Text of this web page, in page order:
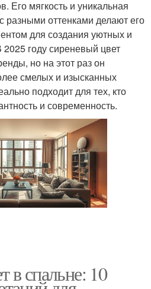
Его мягкость и уникальная
разными оттенками делают его
для создания уютных и
году сиреневый цвет
но на этот раз он
смелых и изысканных
подходит для тех, кто
и современность.
в спальне: 10